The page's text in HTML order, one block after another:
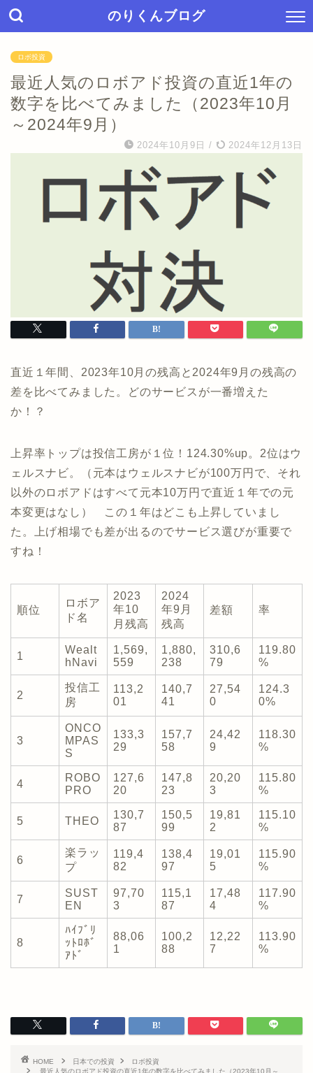
のりくんブログ
ロボ投資
最近人気のロボアド投資の直近1年の
数字を比べてみました（2023年10月
～2024年9月）
2024年10月9日 / 2024年12月13日
直近１年間、2023年10月の残高と2024年9月の残高の
差を比べてみました。どのサービスが一番増えた
か！？
上昇率トップは投信工房が１位！124.30%up。2位はウ
ェルスナビ。（元本はウェルスナビが100万円で、それ
以外のロボアドはすべて元本10万円で直近１年での元
本変更はなし） この１年はどこも上昇していまし
た。上げ相場でも差が出るのでサービス選びが重要で
すね！
順位
ロボア
ド名
2023
年10
月残高
2024
年9月
残高
差額 率
1
Wealt
hNavi
1,569,
559
1,880,
238
310,6
79
119.80
%
2
投信工
房
113,2
01
140,7
41
27,54
0
124.3
0%
3
ONCO
MPAS
S
133,3
29
157,7
58
24,42
9
118.30
%
4
ROBO
PRO
127,6
20
147,8
23
20,20
3
115.80
%
5 THEO
130,7
87
150,5
99
19,81
2
115.10
%
6
楽ラッ
プ
119,4
82
138,4
97
19,01
5
115.90
%
7
SUST
EN
97,70
3
115,1
87
17,48
4
117.90
%
8
ﾊｲﾌﾞﾘ
ｯﾄﾛﾎﾞ
ｱﾄﾞ
88,06
1
100,2
88
12,22
7
113.90
%
HOME 日本での投資
ロボ投資
最近人気のロボアド投資の直近1年の数字を比べてみました（2023年10月～